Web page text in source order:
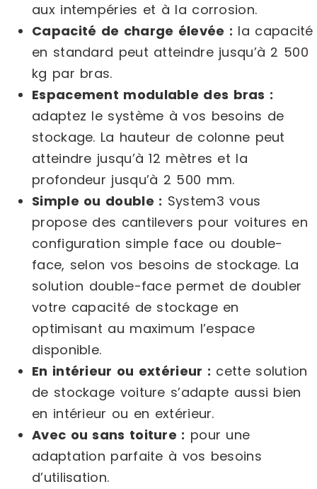
aux intempéries et à la corrosion.
Capacité de charge élevée : la capacité
en standard peut atteindre jusqu’à 2 500
kg par bras.
Espacement modulable des bras :
adaptez le système à vos besoins de
stockage. La hauteur de colonne peut
atteindre jusqu’à 12 mètres et la
profondeur jusqu’à 2 500 mm.
Simple ou double : System3 vous
propose des cantilevers pour voitures en
configuration simple face ou double-
face, selon vos besoins de stockage. La
solution double-face permet de doubler
votre capacité de stockage en
optimisant au maximum l’espace
disponible.
En intérieur ou extérieur : cette solution
de stockage voiture s’adapte aussi bien
en intérieur ou en extérieur.
Avec ou sans toiture : pour une
adaptation parfaite à vos besoins
d’utilisation.